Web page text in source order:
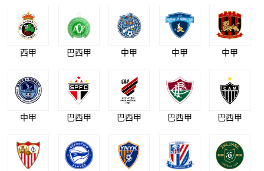
西甲 巴西甲 中甲 中甲 中甲
中甲 巴西甲 巴西甲 巴西甲 巴西甲